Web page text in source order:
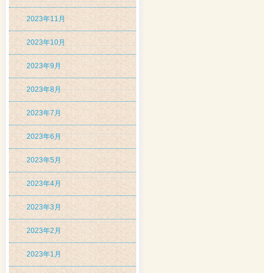
2023年11月
2023年10月
2023年9月
2023年8月
2023年7月
2023年6月
2023年5月
2023年4月
2023年3月
2023年2月
2023年1月